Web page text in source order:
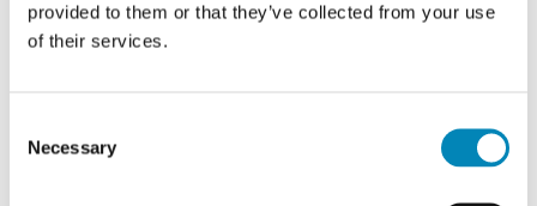
provided to them or that they’ve collected from your use
of their services.
Selection
Necessary